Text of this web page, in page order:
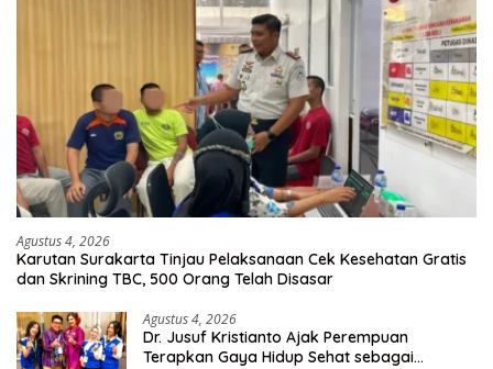
Agustus 4, 2026
Karutan Surakarta Tinjau Pelaksanaan Cek Kesehatan Gratis
dan Skrining TBC, 500 Orang Telah Disasar
Agustus 4, 2026
Dr. Jusuf Kristianto Ajak Perempuan
Terapkan Gaya Hidup Sehat sebagai